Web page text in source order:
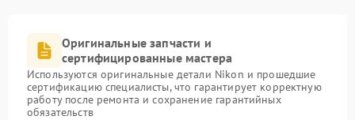
Оригинальные запчасти и
сертифицированные мастера
Используются оригинальные детали Nikon и прошедшие
сертификацию специалисты, что гарантирует корректную
работу после ремонта и сохранение гарантийных
обязательств